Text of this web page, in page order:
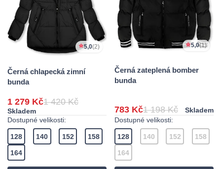
5,0(2)
Černá chlapecká zimní
bunda
1 279 Kč1 420 Kč
Skladem
Dostupné velikosti:
128 140 152 158
164
5,0(1)
Černá zateplená bomber
bunda
783 Kč1 198 Kč
Skladem
Dostupné velikosti:
128 140 152 158
164